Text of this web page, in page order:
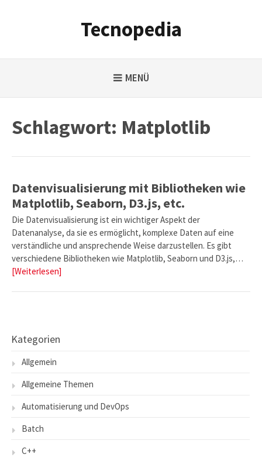
Tecnopedia
MENÜ
Schlagwort: Matplotlib
Datenvisualisierung mit Bibliotheken wie
Matplotlib, Seaborn, D3.js, etc.
Die Datenvisualisierung ist ein wichtiger Aspekt der
Datenanalyse, da sie es ermöglicht, komplexe Daten auf eine
verständliche und ansprechende Weise darzustellen. Es gibt
verschiedene Bibliotheken wie Matplotlib, Seaborn und D3.js,…
[Weiterlesen]
Kategorien
Allgemein
Allgemeine Themen
Automatisierung und DevOps
Batch
C++